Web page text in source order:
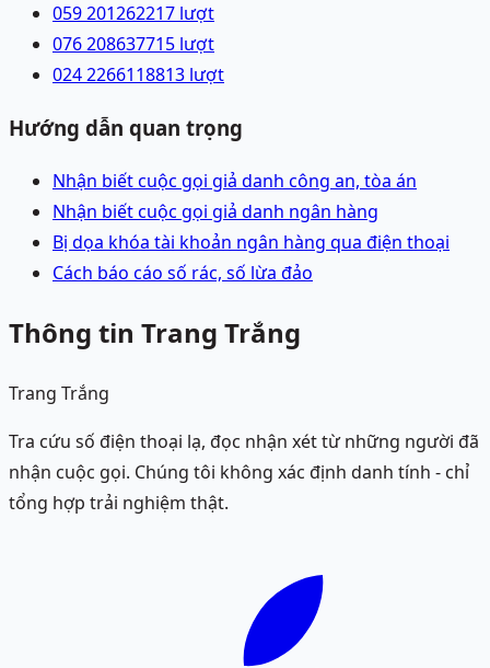
059 201262217 lượt
076 208637715 lượt
024 2266118813 lượt
Hướng dẫn quan trọng
Nhận biết cuộc gọi giả danh công an, tòa án
Nhận biết cuộc gọi giả danh ngân hàng
Bị dọa khóa tài khoản ngân hàng qua điện thoại
Cách báo cáo số rác, số lừa đảo
Thông tin Trang Trắng
Trang Trắng
Tra cứu số điện thoại lạ, đọc nhận xét từ những người đã
nhận cuộc gọi. Chúng tôi không xác định danh tính - chỉ
tổng hợp trải nghiệm thật.